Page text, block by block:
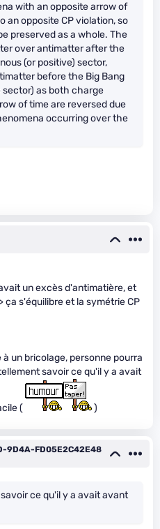
with an opposite arrow of
an opposite CP violation, so
preserved as a whole. The
over antimatter after the
(or positive) sector,
before the Big Bang
as both charge
of time are reversed due
occurring over the
un excès d'antimatière, et
ça s'équilibre et la symétrie CP
un bricolage, personne pourra
savoir ce qu'il y a avait
( )
9D4A-FD05E2C42E48
ce qu'il y a avait avant